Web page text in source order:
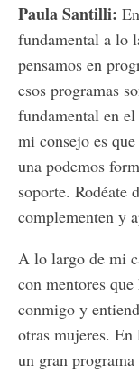
Paula Santilli:
fundamental a lo
pensamos en
esos programas
fundamental en
mi consejo es
una podemos
soporte. Rodéate
complementen y
A lo largo de mi
con mentores
conmigo y
otras mujeres.
un gran